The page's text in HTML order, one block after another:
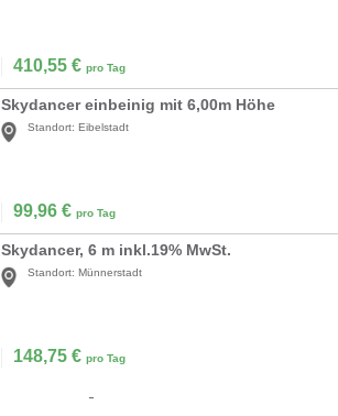
410,55 € pro Tag
Skydancer einbeinig mit 6,00m Höhe
Standort: Eibelstadt
99,96 € pro Tag
Skydancer, 6 m inkl.19% MwSt.
Standort: Münnerstadt
148,75 € pro Tag